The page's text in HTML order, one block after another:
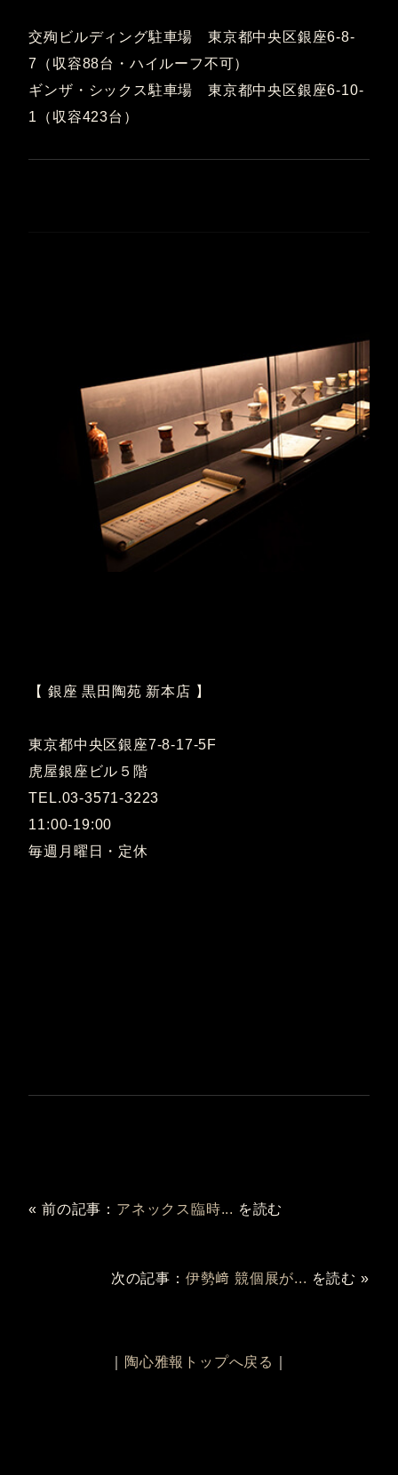
交殉ビルディング駐車場 東京都中央区銀座6-8-
7（収容88台・ハイルーフ不可）
ギンザ・シックス駐車場 東京都中央区銀座6-10-
1（収容423台）
【 銀座 黒田陶苑 新本店 】
東京都中央区銀座7-8-17-5F
虎屋銀座ビル５階
TEL.03-3571-3223
11:00-19:00
毎週月曜日・定休
« 前の記事： アネックス臨時... を読む
次の記事： 伊勢﨑 競個展が... を読む »
陶心雅報トップへ戻る